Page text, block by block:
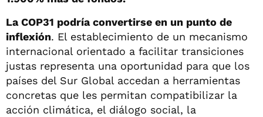
La COP31 podría convertirse en un punto de
inflexión. El establecimiento de un mecanismo
internacional orientado a facilitar transiciones
justas representa una oportunidad para que los
países del Sur Global accedan a herramientas
concretas que les permitan compatibilizar la
acción climática, el diálogo social, la